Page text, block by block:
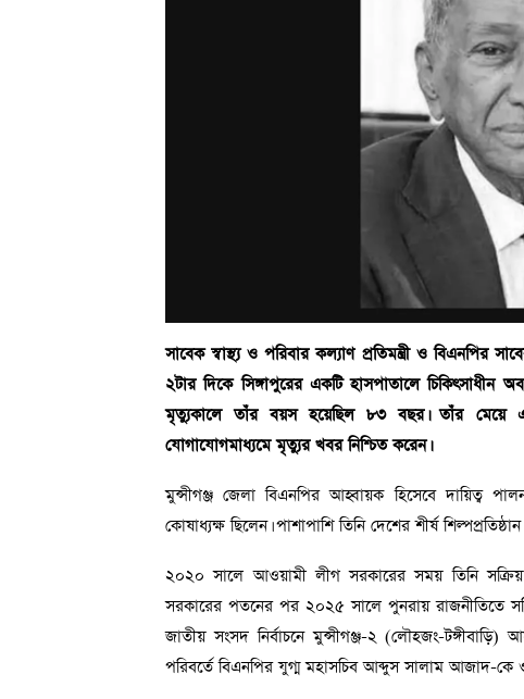
সাবেক স্বাস্থ্য ও পরিবার কল্যাণ প্রতিমন্ত্রী ও বিএনপির
২টার দিকে সিঙ্গাপুরের একটি হাসপাতালে চিকিৎসাধীন
মৃত্যুকালে তাঁর বয়স হয়েছিল ৮৩ বছর। তাঁর মেয়ে
যোগাযোগমাধ্যমে মৃত্যুর খবর নিশ্চিত করেন।
মুন্সীগঞ্জ জেলা বিএনপির আহ্বায়ক হিসেবে দায়িত্ব
কোষাধ্যক্ষ ছিলেন। পাশাপাশি তিনি দেশের শীর্ষ
২০২০ সালে আওয়ামী লীগ সরকারের সময় তিনি
সরকারের পতনের পর ২০২৫ সালে পুনরায় রাজনীতিতে
জাতীয় সংসদ নির্বাচনে মুন্সীগঞ্জ-২ (লৌহজং-
পরিবর্তে বিএনপির যুগ্ম মহাসচিব আব্দুস সালাম আজাদ-কে